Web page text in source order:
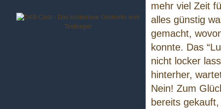
mehr viel Zeit
alles günstig
gemacht,
konnte. Das
nicht locker
hinterher,
Nein! Zum
bereits